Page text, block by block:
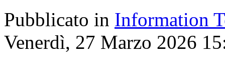
Pubblicato in Information
Venerdì, 27 Marzo 2026